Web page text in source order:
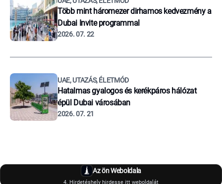
Több mint háromezer dirhamos kedvezmény a
Dubai Invite programmal
2026. 07. 22
UAE, UTAZÁS, ÉLETMÓD
Hatalmas gyalogos és kerékpáros hálózat
épül Dubai városában
2026. 07. 21
Az ön Weboldala
4. Hirdetéshely hirdesse itt weboldalát